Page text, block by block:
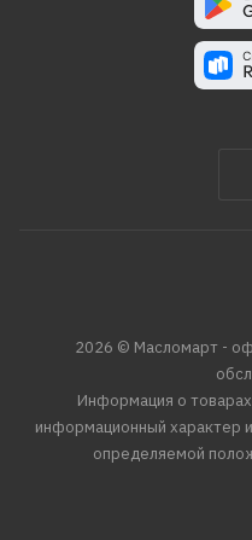
2026 © Масломарт -
Информация о
информационный характер
определяемой